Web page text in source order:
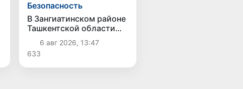
Безопасность
В Зангиатинском районе
Ташкентской области
произошёл пожар в
магазине
6 авг 2026, 13:47
633